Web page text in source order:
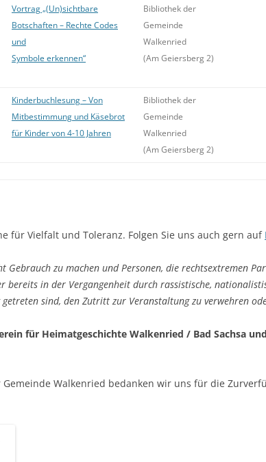
Vortrag „(Un)sichtbare
Botschaften – Rechte Codes
und
Symbole erkennen“
Bibliothek der
Gemeinde
Walkenried
(Am Geiersberg 2)
Kinderbuchlesung – Von
Mitbestimmung und Käsebrot
für Kinder von 4-10 Jahren
Bibliothek der
Gemeinde
Walkenried
(Am Geiersberg 2)
für Vielfalt und Toleranz. Folgen Sie uns auch gern auf
zu machen und Personen, die rechtsextremen
bereits in der Vergangenheit durch rassistische,
sind, den Zutritt zur Veranstaltung zu verwehren
für Heimatgeschichte Walkenried / Bad Sachsa
Walkenried bedanken wir uns für die